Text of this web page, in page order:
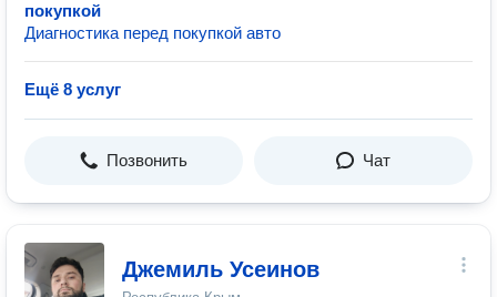
покупкой
Диагностика перед покупкой авто
Ещё 8 услуг
Позвонить Чат
Джемиль Усеинов